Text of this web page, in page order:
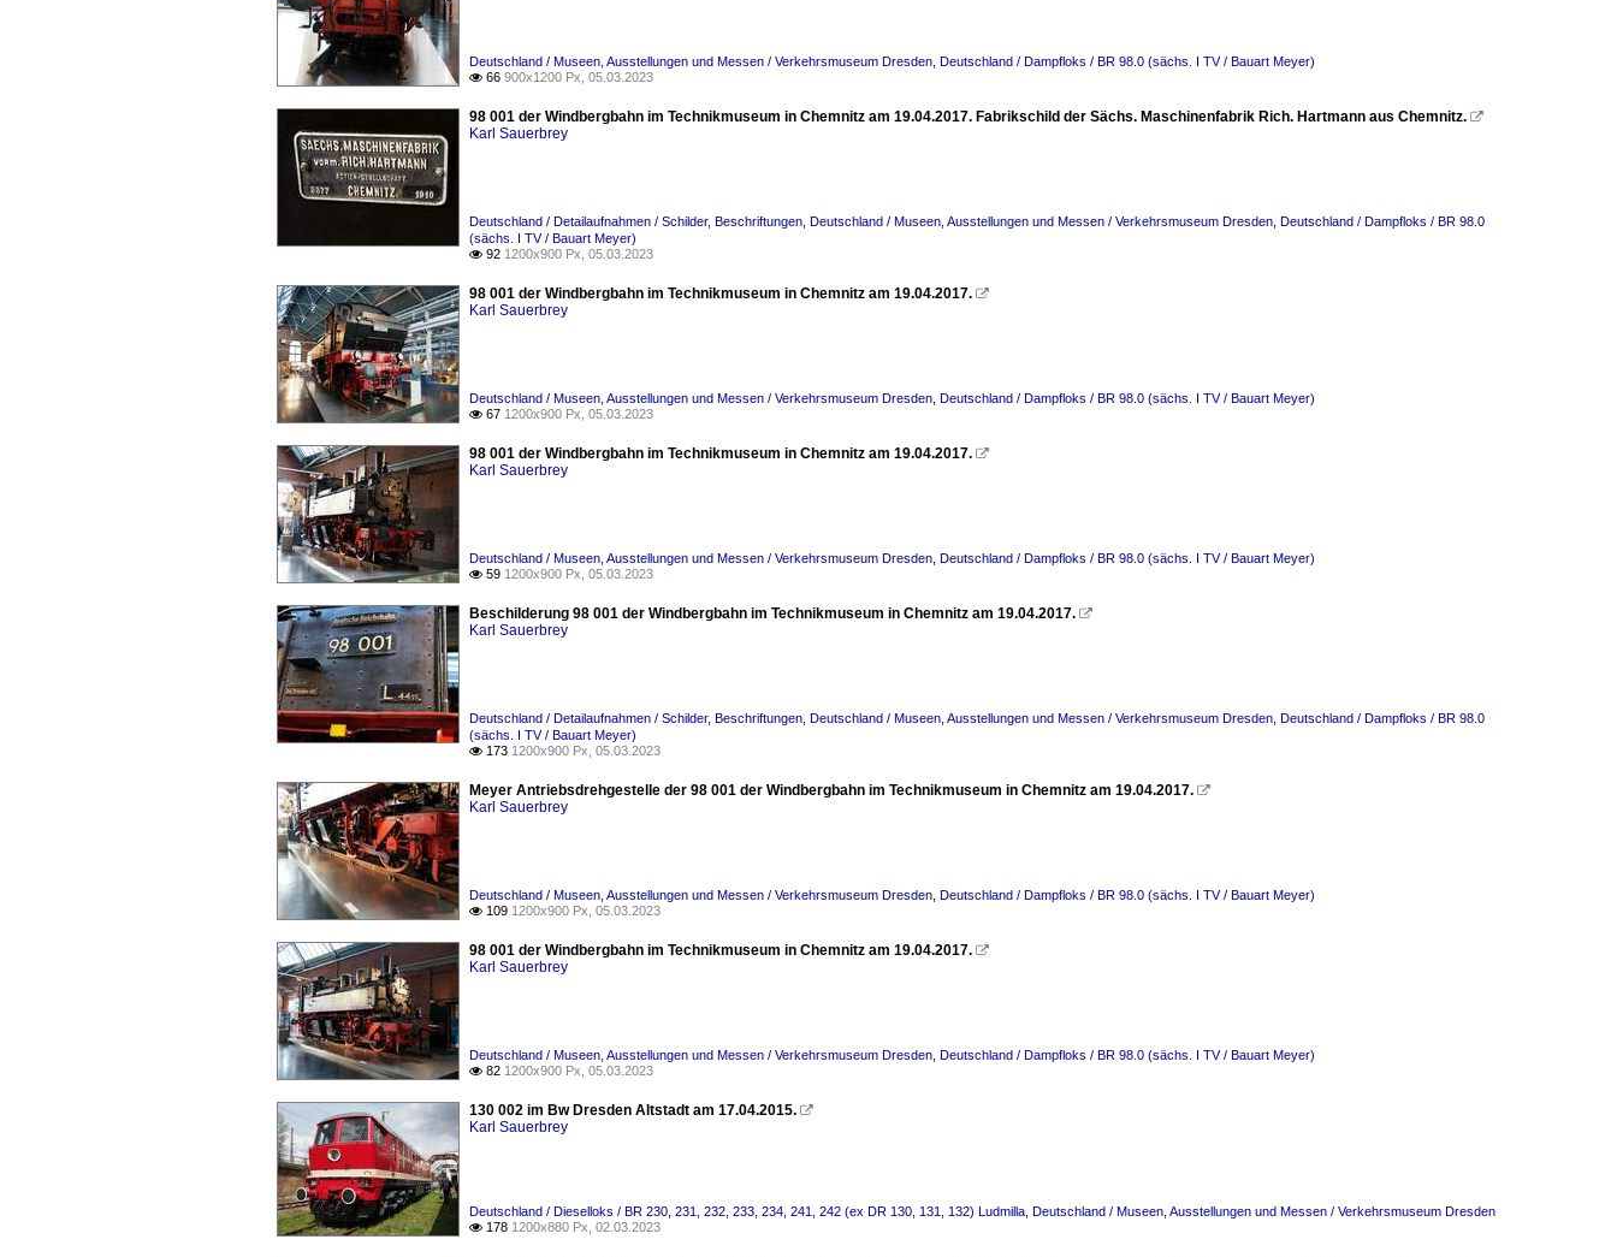
Deutschland / Museen, Ausstellungen und Messen / Verkehrsmuseum Dresden Deutschland / Dampfloks / BR 98.0 (sächs. I TV / Bauart Meyer)
 66 900x1200 Px, 05.03.2023
98 001 der Windbergbahn im Technikmuseum in Chemnitz am 19.04.2017. Fabrikschild der Sächs. Maschinenfabrik Rich. Hartmann aus Chemnitz. 
Karl Sauerbrey
Deutschland / Detailaufnahmen / Schilder, Beschriftungen Deutschland / Museen, Ausstellungen und Messen / Verkehrsmuseum Dresden Deutschland / Dampfloks / BR 98.0
(sächs. I TV / Bauart Meyer)
 92 1200x900 Px, 05.03.2023
98 001 der Windbergbahn im Technikmuseum in Chemnitz am 19.04.2017. 
Karl Sauerbrey
Deutschland / Museen, Ausstellungen und Messen / Verkehrsmuseum Dresden Deutschland / Dampfloks / BR 98.0 (sächs. I TV / Bauart Meyer)
 67 1200x900 Px, 05.03.2023
98 001 der Windbergbahn im Technikmuseum in Chemnitz am 19.04.2017. 
Karl Sauerbrey
Deutschland / Museen, Ausstellungen und Messen / Verkehrsmuseum Dresden Deutschland / Dampfloks / BR 98.0 (sächs. I TV / Bauart Meyer)
 59 1200x900 Px, 05.03.2023
Beschilderung 98 001 der Windbergbahn im Technikmuseum in Chemnitz am 19.04.2017. 
Karl Sauerbrey
Deutschland / Detailaufnahmen / Schilder, Beschriftungen Deutschland / Museen, Ausstellungen und Messen / Verkehrsmuseum Dresden Deutschland / Dampfloks / BR 98.0
(sächs. I TV / Bauart Meyer)
 173 1200x900 Px, 05.03.2023
Meyer Antriebsdrehgestelle der 98 001 der Windbergbahn im Technikmuseum in Chemnitz am 19.04.2017. 
Karl Sauerbrey
Deutschland / Museen, Ausstellungen und Messen / Verkehrsmuseum Dresden Deutschland / Dampfloks / BR 98.0 (sächs. I TV / Bauart Meyer)
 109 1200x900 Px, 05.03.2023
98 001 der Windbergbahn im Technikmuseum in Chemnitz am 19.04.2017. 
Karl Sauerbrey
Deutschland / Museen, Ausstellungen und Messen / Verkehrsmuseum Dresden Deutschland / Dampfloks / BR 98.0 (sächs. I TV / Bauart Meyer)
 82 1200x900 Px, 05.03.2023
130 002 im Bw Dresden Altstadt am 17.04.2015. 
Karl Sauerbrey
Deutschland / Dieselloks / BR 230, 231, 232, 233, 234, 241, 242 (ex DR 130, 131, 132) Ludmilla Deutschland / Museen, Ausstellungen und Messen / Verkehrsmuseum Dresden
 178 1200x880 Px, 02.03.2023